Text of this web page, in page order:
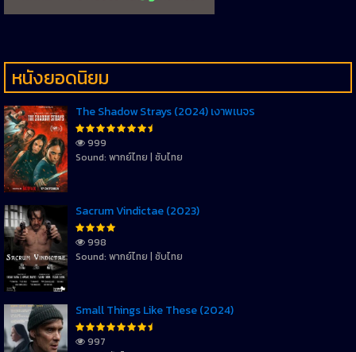
หนังยอดนิยม
The Shadow Strays (2024) เงาพเนจร
999
Sound: พากย์ไทย | ซับไทย
Sacrum Vindictae (2023)
998
Sound: พากย์ไทย | ซับไทย
Small Things Like These (2024)
997